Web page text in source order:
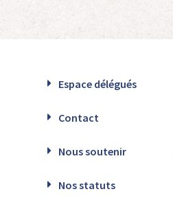
Espace délégués
Contact
Nous soutenir
Nos statuts